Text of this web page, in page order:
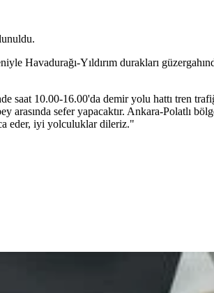
Havadurağı-Yıldırım durakları
saat 10.00-16.00'da demir yolu hattı tren
arasında sefer yapacaktır. Ankara-Polatlı
eder, iyi yolculuklar dileriz."